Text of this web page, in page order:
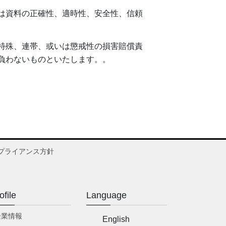
資料の正確性、適時性、安全性、信頼
殊、連帯、或いは懲戒性の損害賠償責
ないものといたします。。
ライアンス方針
情報
Language
English